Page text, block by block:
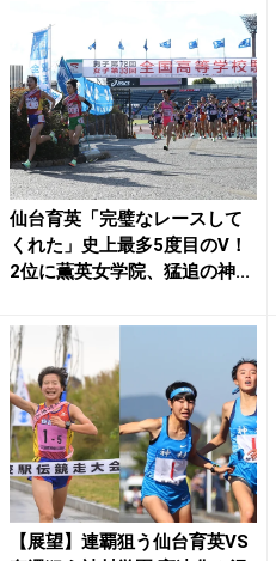
仙台育英「完璧なレースして
くれた」史上最多5度目のV！
2位に薫英女学院、猛追の神...
【展望】連覇狙う仙台育英VS